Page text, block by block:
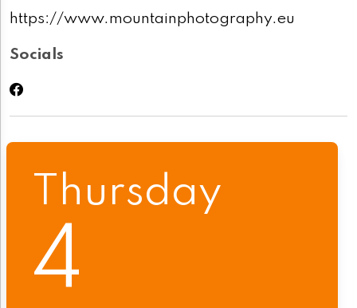
https://www.mountainphotography.eu
Socials
Thursday
4